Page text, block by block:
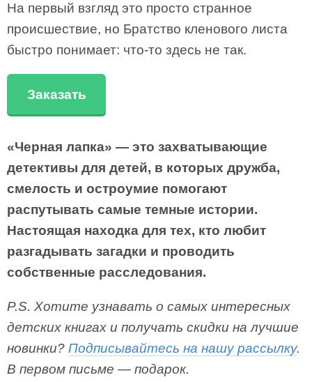
На первый взгляд это просто странное
происшествие, но Братство кленового листа
быстро понимает: что-то здесь не так.
Заказать
«Черная лапка» — это захватывающие
детективы для детей, в которых дружба,
смелость и остроумие помогают
распутывать самые темные истории.
Настоящая находка для тех, кто любит
разгадывать загадки и проводить
собственные расследования.
P.S. Хотите узнавать о самых интересных
детских книгах и получать скидки на лучшие
новинки? Подписывайтесь на нашу рассылку.
В первом письме — подарок.